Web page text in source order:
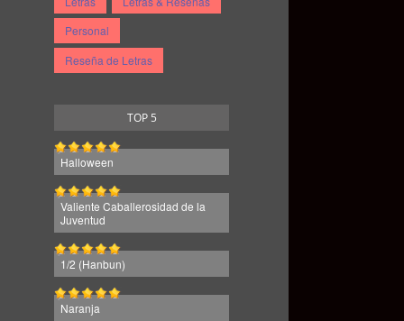
Personal
Reseña de Letras
TOP 5
Halloween
Valiente Caballerosidad de la
Juventud
1/2 (Hanbun)
Naranja